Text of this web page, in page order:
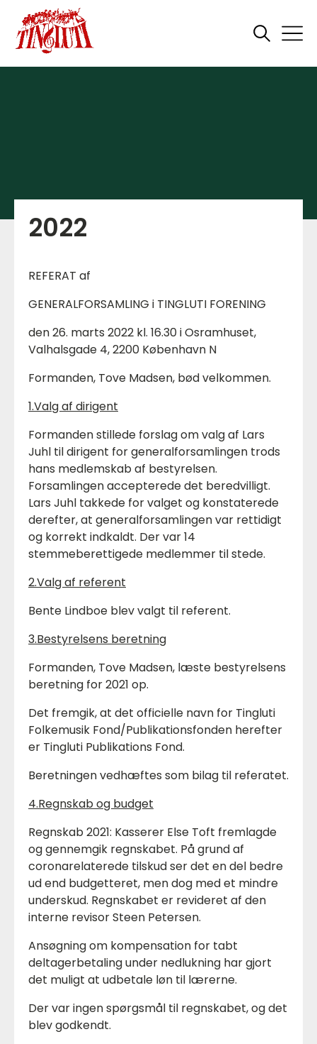
2022
REFERAT af
GENERALFORSAMLING i TINGLUTI FORENING
den 26. marts 2022 kl. 16.30 i Osramhuset,
Valhalsgade 4, 2200 København N
Formanden, Tove Madsen, bød velkommen.
1.Valg af dirigent
Formanden stillede forslag om valg af Lars
Juhl til dirigent for generalforsamlingen trods
hans medlemskab af bestyrelsen.
Forsamlingen accepterede det beredvilligt.
Lars Juhl takkede for valget og konstaterede
derefter, at generalforsamlingen var rettidigt
og korrekt indkaldt. Der var 14
stemmeberettigede medlemmer til stede.
2.Valg af referent
Bente Lindboe blev valgt til referent.
3.Bestyrelsens beretning
Formanden, Tove Madsen, læste bestyrelsens
beretning for 2021 op.
Det fremgik, at det officielle navn for Tingluti
Folkemusik Fond/Publikationsfonden herefter
er Tingluti Publikations Fond.
Beretningen vedhæftes som bilag til referatet.
4.Regnskab og budget
Regnskab 2021: Kasserer Else Toft fremlagde
og gennemgik regnskabet. På grund af
coronarelaterede tilskud ser det en del bedre
ud end budgetteret, men dog med et mindre
underskud. Regnskabet er revideret af den
interne revisor Steen Petersen.
Ansøgning om kompensation for tabt
deltagerbetaling under nedlukning har gjort
det muligt at udbetale løn til lærerne.
Der var ingen spørgsmål til regnskabet, og det
blev godkendt.